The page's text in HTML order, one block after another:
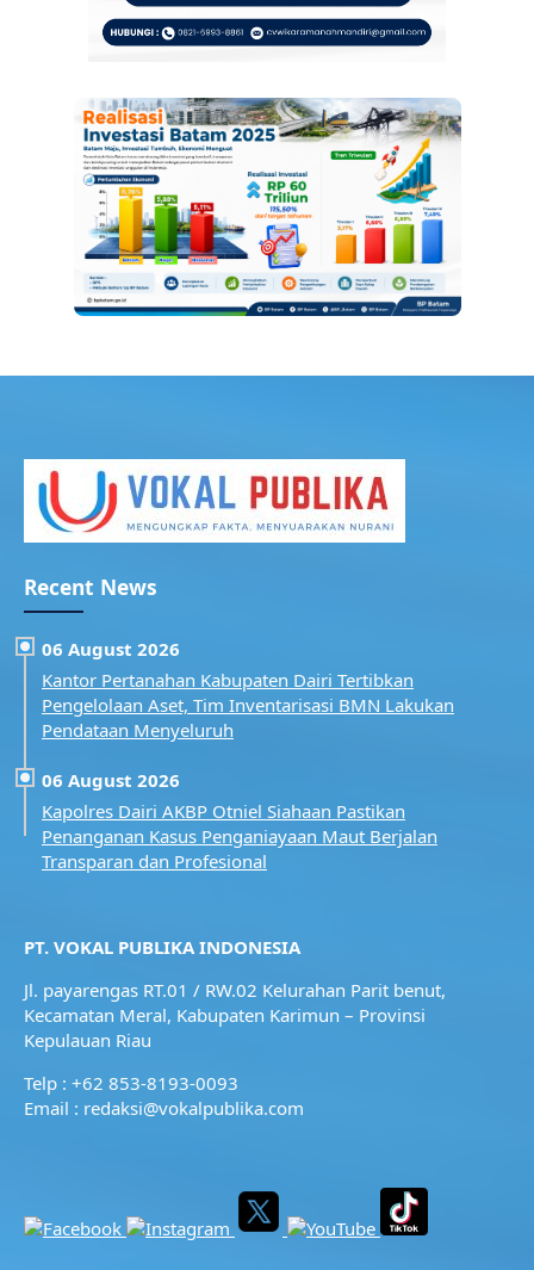
Recent News
06 August 2026
Kantor Pertanahan Kabupaten Dairi Tertibkan
Pengelolaan Aset, Tim Inventarisasi BMN Lakukan
Pendataan Menyeluruh
06 August 2026
Kapolres Dairi AKBP Otniel Siahaan Pastikan
Penanganan Kasus Penganiayaan Maut Berjalan
Transparan dan Profesional
PT. VOKAL PUBLIKA INDONESIA
Jl. payarengas RT.01 / RW.02 Kelurahan Parit benut,
Kecamatan Meral, Kabupaten Karimun – Provinsi
Kepulauan Riau
Telp : +62 853-8193-0093
Email : redaksi@vokalpublika.com